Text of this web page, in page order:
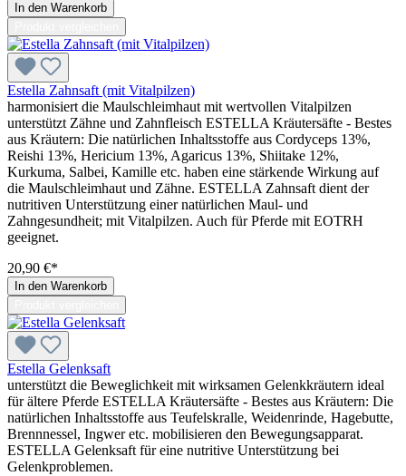
In den Warenkorb
Estella Zahnsaft (mit Vitalpilzen)
harmonisiert die Maulschleimhaut mit wertvollen Vitalpilzen
unterstützt Zähne und Zahnfleisch ESTELLA Kräutersäfte - Bestes
aus Kräutern: Die natürlichen Inhaltsstoffe aus Cordyceps 13%,
Reishi 13%, Hericium 13%, Agaricus 13%, Shiitake 12%,
Kurkuma, Salbei, Kamille etc. haben eine stärkende Wirkung auf
die Maulschleimhaut und Zähne. ESTELLA Zahnsaft dient der
nutritiven Unterstützung einer natürlichen Maul- und
Zahngesundheit; mit Vitalpilzen. Auch für Pferde mit EOTRH
geeignet.
20,90 €*
In den Warenkorb
Estella Gelenksaft
unterstützt die Beweglichkeit mit wirksamen Gelenkkräutern ideal
für ältere Pferde ESTELLA Kräutersäfte - Bestes aus Kräutern: Die
natürlichen Inhaltsstoffe aus Teufelskralle, Weidenrinde, Hagebutte,
Brennnessel, Ingwer etc. mobilisieren den Bewegungsapparat.
ESTELLA Gelenksaft für eine nutritive Unterstützung bei
Gelenkproblemen.